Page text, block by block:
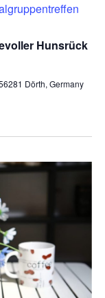
Hunsrück
Dörth, Germany